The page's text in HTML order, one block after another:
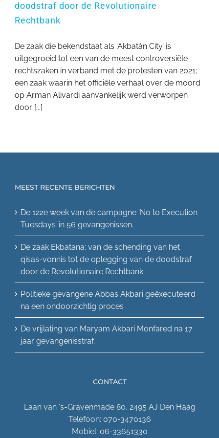
doodstraf door de Revolutionaire
Rechtbank
De zaak die bekendstaat als ‘Akbatán City’ is
uitgegroeid tot een van de meest controversiële
rechtszaken in verband met de protesten van 2021;
een zaak waarin het officiële verhaal over de moord
op Arman Alivardi aanvankelijk werd verworpen
door [...]
MEEST RECENTE BERICHTEN
De 122e week van de campagne ‘No to Execution
Tuesdays’ in 56 gevangenissen.
De zaak Ekbatana: van de schending van het
qisas-vonnis tot de oplegging van de doodstraf
door de Revolutionaire Rechtbank
Politieke gevangene Abbas Akbari geëxecuteerd
na een ondoorzichtig proces
De vrijlating van Maryam Akbari Monfared na 17
jaar gevangenisstraf.
CONTACT
Laan van 's-Gravenmade 80, 2495 AJ Den Haag
Telefoon: 070-3470136
Mobiel: 06-33651330